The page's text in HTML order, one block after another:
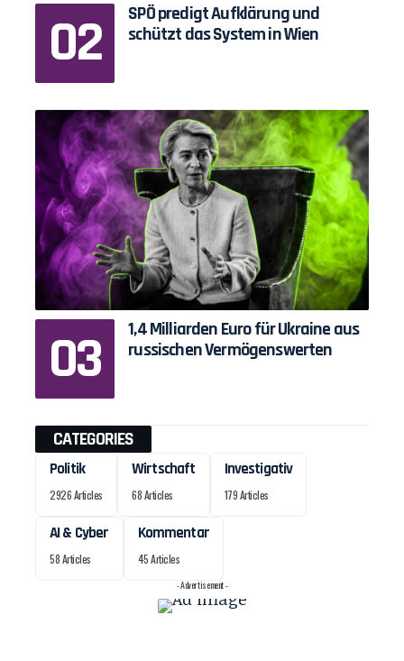
SPÖ predigt Aufklärung und
schützt das System in Wien
1,4 Milliarden Euro für Ukraine aus
russischen Vermögenswerten
CATEGORIES
Politik
2926 Articles
Wirtschaft
68 Articles
Investigativ
179 Articles
AI & Cyber
58 Articles
Kommentar
45 Articles
- Advertisement -